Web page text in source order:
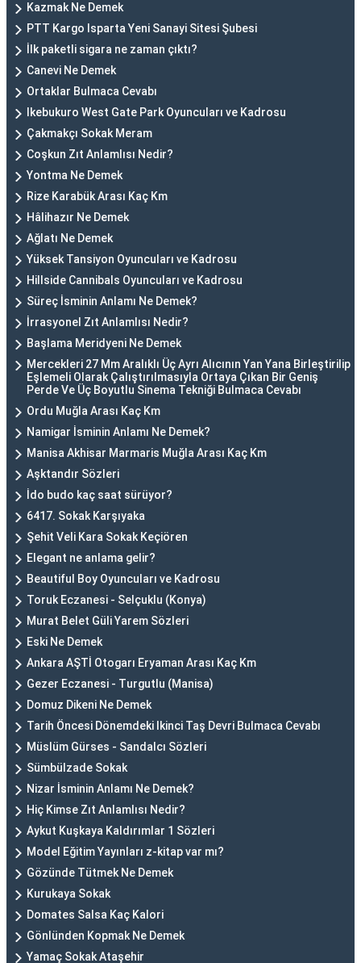
Kazmak Ne Demek
PTT Kargo Isparta Yeni Sanayi Sitesi Şubesi
İlk paketli sigara ne zaman çıktı?
Canevi Ne Demek
Ortaklar Bulmaca Cevabı
Ikebukuro West Gate Park Oyuncuları ve Kadrosu
Çakmakçı Sokak Meram
Coşkun Zıt Anlamlısı Nedir?
Yontma Ne Demek
Rize Karabük Arası Kaç Km
Hâlihazır Ne Demek
Ağlatı Ne Demek
Yüksek Tansiyon Oyuncuları ve Kadrosu
Hillside Cannibals Oyuncuları ve Kadrosu
Süreç İsminin Anlamı Ne Demek?
İrrasyonel Zıt Anlamlısı Nedir?
Başlama Meridyeni Ne Demek
Mercekleri 27 Mm Aralıklı Üç Ayrı Alıcının Yan Yana Birleştirilip
Eşlemeli Olarak Çalıştırılmasıyla Ortaya Çıkan Bir Geniş
Perde Ve Üç Boyutlu Sinema Tekniği Bulmaca Cevabı
Ordu Muğla Arası Kaç Km
Namigar İsminin Anlamı Ne Demek?
Manisa Akhisar Marmaris Muğla Arası Kaç Km
Aşktandır Sözleri
İdo budo kaç saat sürüyor?
6417. Sokak Karşıyaka
Şehit Veli Kara Sokak Keçiören
Elegant ne anlama gelir?
Beautiful Boy Oyuncuları ve Kadrosu
Toruk Eczanesi - Selçuklu (Konya)
Murat Belet Güli Yarem Sözleri
Eski Ne Demek
Ankara AŞTİ Otogarı Eryaman Arası Kaç Km
Gezer Eczanesi - Turgutlu (Manisa)
Domuz Dikeni Ne Demek
Tarih Öncesi Dönemdeki Ikinci Taş Devri Bulmaca Cevabı
Müslüm Gürses - Sandalcı Sözleri
Sümbülzade Sokak
Nizar İsminin Anlamı Ne Demek?
Hiç Kimse Zıt Anlamlısı Nedir?
Aykut Kuşkaya Kaldırımlar 1 Sözleri
Model Eğitim Yayınları z-kitap var mı?
Gözünde Tütmek Ne Demek
Kurukaya Sokak
Domates Salsa Kaç Kalori
Gönlünden Kopmak Ne Demek
Yamaç Sokak Ataşehir